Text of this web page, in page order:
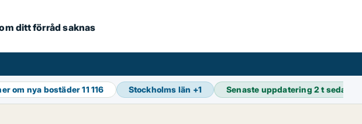
ditt förråd saknas
om nya bostäder11 116 Stockholms län +1 Senaste uppdatering2 t sedan